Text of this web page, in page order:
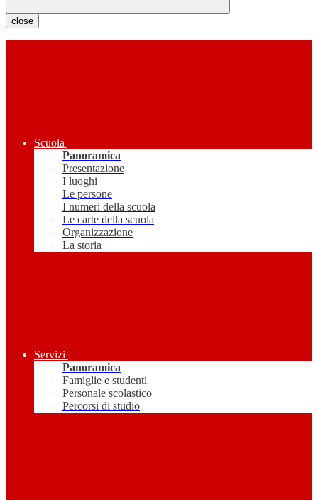
close
Scuola
Panoramica
Presentazione
I luoghi
Le persone
I numeri della scuola
Le carte della scuola
Organizzazione
La storia
Servizi
Panoramica
Famiglie e studenti
Personale scolastico
Percorsi di studio